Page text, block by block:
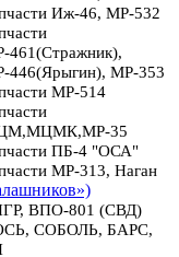
Иж-46, МР-532
461(Стражник),
446(Ярыгин), МР-353
МР-514
35
ПБ-4 "ОСА"
МР-313, Наган
ВПО-801 (СВД)
СОБОЛЬ, БАРС,